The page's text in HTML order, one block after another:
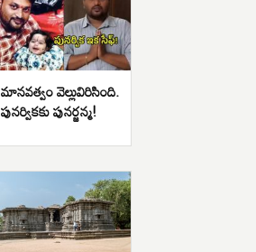
మానవత్వం వెల్లువిరిసింది.
పునర్వికకు పునర్జన్మ!